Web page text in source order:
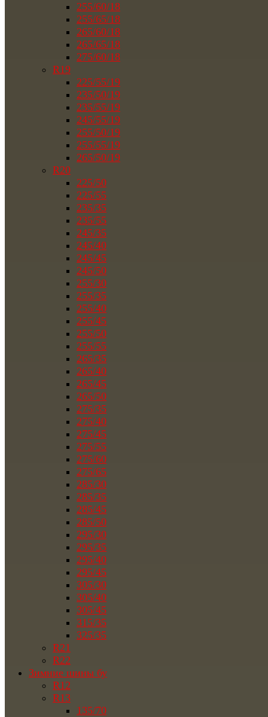
255/60/18
255/65/18
265/60/18
265/65/18
275/60/18
R19
225/55/19
235/50/19
235/55/19
245/55/19
255/50/19
255/55/19
265/50/19
R20
225/50
225/55
235/35
235/55
245/35
245/40
245/45
245/50
255/30
255/35
255/40
255/45
255/50
255/55
265/35
265/40
265/45
265/50
275/35
275/40
275/45
275/55
275/60
275/65
285/30
285/35
285/45
285/50
295/30
295/35
295/40
295/45
305/30
305/40
305/45
315/35
325/35
R21
R22
Зимние шины бу
R12
R13
135/70